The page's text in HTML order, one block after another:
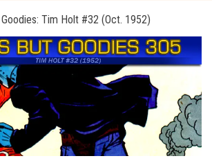
Tim Holt #32 (Oct. 1952)